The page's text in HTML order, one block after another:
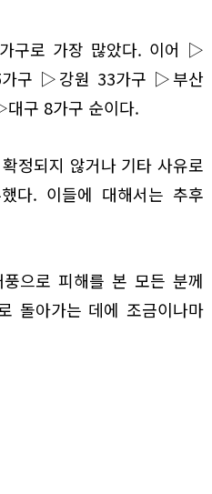
구로 가장 많았다. 이어 ▷
구 ▷강원 33가구 ▷부산
구 8가구 순이다.
정되지 않거나 기타 사유로
다. 이들에 대해서는 추후
으로 피해를 본 모든 분께
돌아가는 데에 조금이나마